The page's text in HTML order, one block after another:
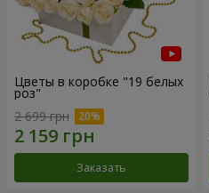
Цветы в коробке "19 белых
роз"
2 699 грн
Заказать